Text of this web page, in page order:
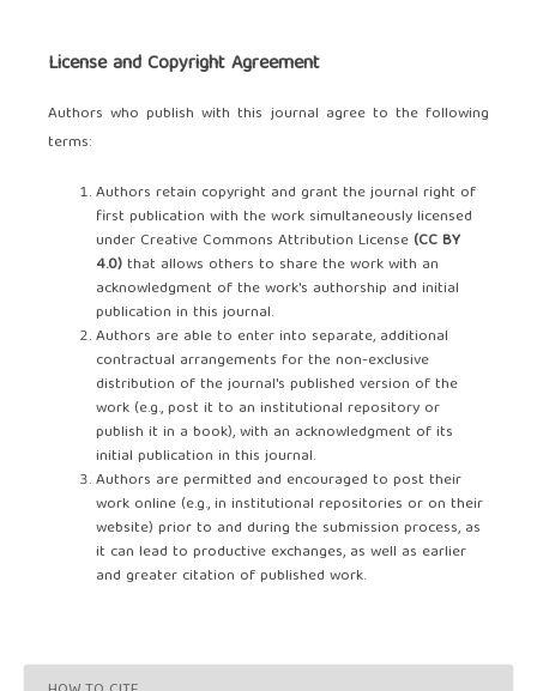
License and Copyright Agreement
Authors who publish with this journal agree to the following
terms:
Authors retain copyright and grant the journal right of
first publication with the work simultaneously licensed
under Creative Commons Attribution License (CC BY
4.0)that allows others to share the work with an
acknowledgment of the work's authorship and initial
publication in this journal.
Authors are able to enter into separate, additional
contractual arrangements for the non-exclusive
distribution of the journal's published version of the
work (e.g., post it to an institutional repository or
publish it in a book), with an acknowledgment of its
initial publication in this journal.
Authors are permitted and encouraged to post their
work online (e.g., in institutional repositories or on their
website) prior to and during the submission process, as
it can lead to productive exchanges, as well as earlier
and greater citation of published work.